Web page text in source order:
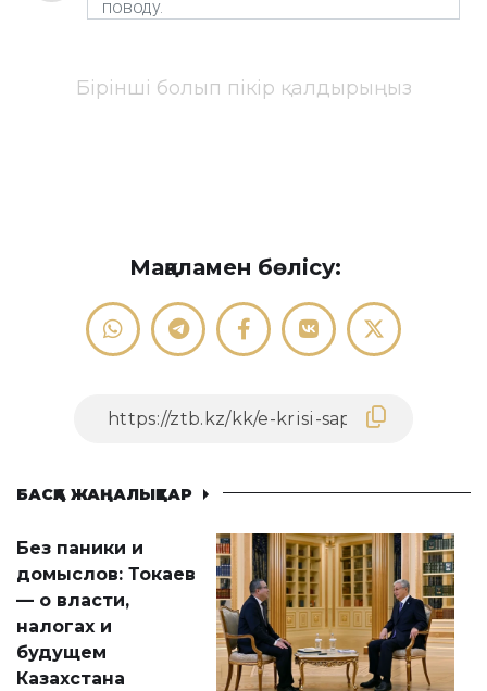
Бірінші болып пікір қалдырыңыз
Мақаламен бөлісу:
БАСҚА ЖАҢАЛЫҚТАР
Без паники и
домыслов: Токаев
— о власти,
налогах и
будущем
Казахстана